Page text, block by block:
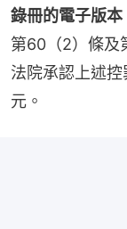
錄冊的電子版本
第60（2）條及
法院承認上述
元。